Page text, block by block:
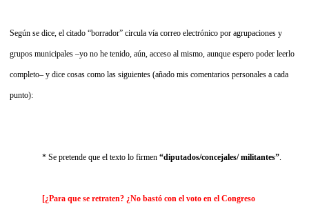
Según se dice, el citado “borrador” circula vía correo electrónico por agrupaciones y
grupos municipales –yo no he tenido, aún, acceso al mismo, aunque espero poder leerlo
completo– y dice cosas como las siguientes (añado mis comentarios personales a cada
punto):
* Se pretende que el texto lo firmen“diputados/concejales/ militantes”
[¿Para que se retraten? ¿No bastó con el voto en el Congreso